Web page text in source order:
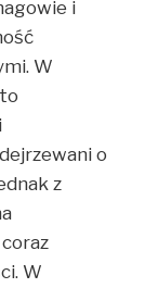
i
W
o
z
W